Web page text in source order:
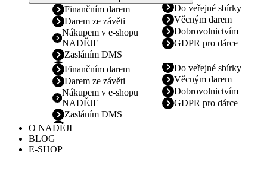
Finančním darem
Darem ze závěti
Nákupem v e-shopu
NADĚJE
Zasláním DMS
Do veřejné sbírky
Věcným darem
Dobrovolnictvím
GDPR pro dárce
Finančním darem
Darem ze závěti
Nákupem v e-shopu
NADĚJE
Zasláním DMS
Do veřejné sbírky
Věcným darem
Dobrovolnictvím
GDPR pro dárce
O NADĚJI
BLOG
E-SHOP